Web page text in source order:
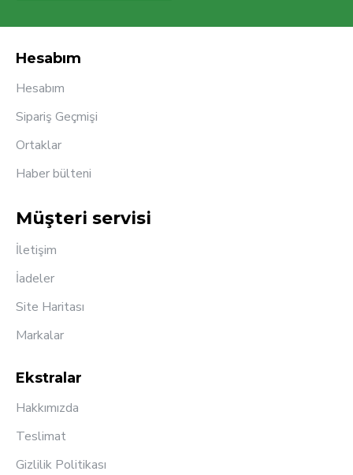
Hesabım
Hesabım
Sipariş Geçmişi
Ortaklar
Haber bülteni
Müşteri servisi
İletişim
İadeler
Site Haritası
Markalar
Ekstralar
Hakkımızda
Teslimat
Gizlilik Politikası